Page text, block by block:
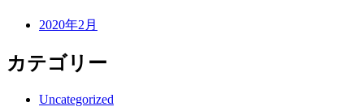
2020年2月
カテゴリー
Uncategorized